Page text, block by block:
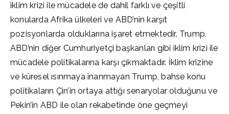
iklim krizi ile mücadele de dahil farklı ve çeşitli
konularda Afrika ülkeleri ve ABD’nin karşıt
pozisyonlarda olduklarına işaret etmektedir. Trump,
ABD’nin diğer Cumhuriyetçi başkanları gibi iklim krizi ile
mücadele politikalarına karşı çıkmaktadır. İklim krizine
ve küresel ısınmaya inanmayan Trump, bahse konu
politikaların Çin’in ortaya attığı senaryolar olduğunu ve
Pekin’in ABD ile olan rekabetinde öne geçmeyi